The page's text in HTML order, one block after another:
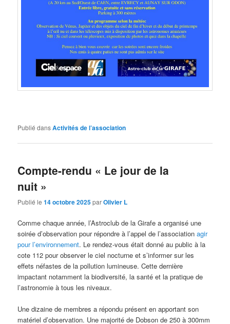
Publié dansActivités de l’association
Compte-rendu « Le jour de la
nuit »
Publié le14 octobre 2025parOlivier L
Comme chaque année, l’Astroclub de la Girafe a organisé une
soirée d’observation pour répondre à l’appel de l’associationagir
pour l’environnement. Le rendez-vous était donné au public à la
cote 112 pour observer le ciel nocturne et s’informer sur les
effets néfastes de la pollution lumineuse. Cette dernière
impactant notamment la biodiversité, la santé et la pratique de
l’astronomie à tous les niveaux.
Une dizaine de membres a répondu présent en apportant son
matériel d’observation. Une majorité de Dobson de 250 à 300mm